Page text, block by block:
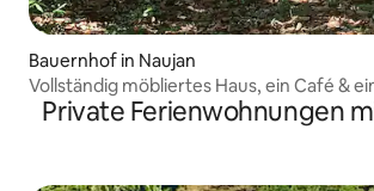
Bauernhof in Naujan
Vollständig möbliertes Haus, ein Café &
Wald!
Private Ferienwohnungen